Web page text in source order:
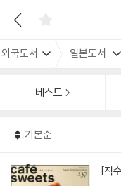
외국도서 일본도서
베스트
기본순
[직